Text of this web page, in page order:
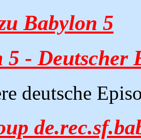
Babylon 5
5 - Deutscher
deutsche